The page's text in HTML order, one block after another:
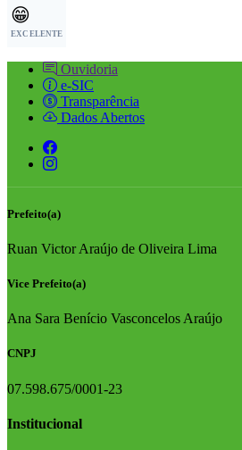
😁
EXCELENTE
Ouvidoria
e-SIC
Transparência
Dados Abertos
Prefeito(a)
Ruan Victor Araújo de Oliveira Lima
Vice Prefeito(a)
Ana Sara Benício Vasconcelos Araújo
CNPJ
07.598.675/0001-23
Institucional